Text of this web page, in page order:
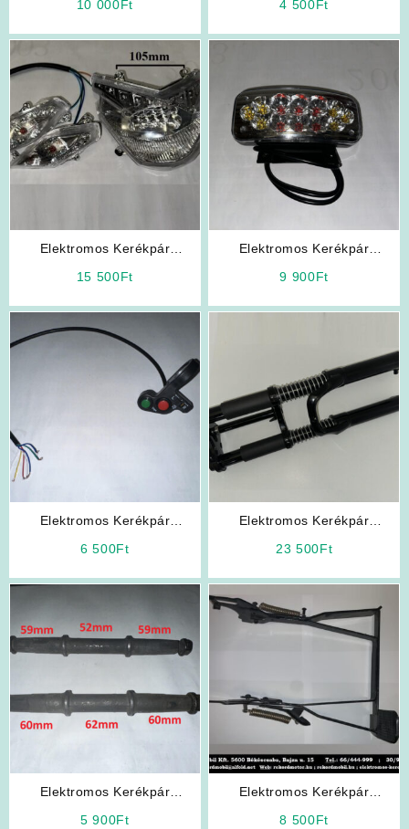
10 000Ft 4 500Ft
Elektromos Kerékpár
15 500Ft
Elektromos Kerékpár
9 900Ft
Elektromos Kerékpár
6 500Ft
Elektromos Kerékpár
23 500Ft
Elektromos Kerékpár
5 900Ft
Elektromos Kerékpár
8 500Ft